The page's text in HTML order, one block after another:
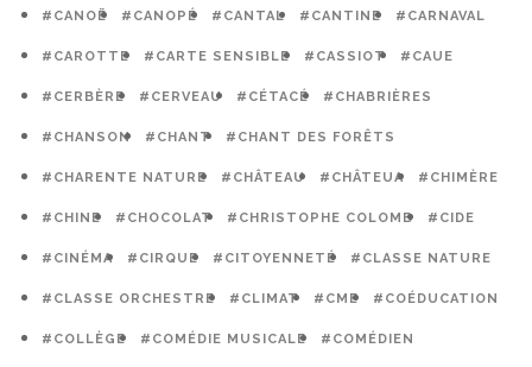
#CANOË #CANOPÉ #CANTAL #CANTINE #CARNAVAL
#CAROTTE #CARTE SENSIBLE #CASSIOT #CAUE
#CERBÈRE #CERVEAU #CÉTACÉ #CHABRIÈRES
#CHANSON #CHANT #CHANT DES FORÊTS
#CHARENTE NATURE #CHÂTEAU #CHÂTEUA #CHIMÈRE
#CHINE #CHOCOLAT #CHRISTOPHE COLOMB #CIDE
#CINÉMA #CIRQUE #CITOYENNETÉ #CLASSE NATURE
#CLASSE ORCHESTRE #CLIMAT #CME #COÉDUCATION
#COLLÈGE #COMÉDIE MUSICALE #COMÉDIEN